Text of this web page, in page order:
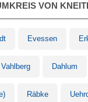
VON
Evessen
Vahlberg Dahlum
Räbke